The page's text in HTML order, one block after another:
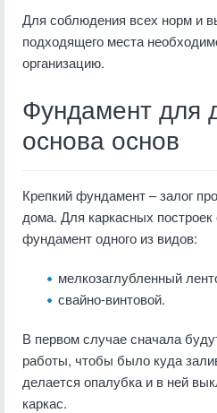
Для соблюдения всех норм и
подходящего места
организацию.
Фундамент для
основа основ
Крепкий фундамент – залог
дома. Для каркасных
фундамент одного из видов:
мелкозаглубленный
свайно-винтовой.
В первом случае сначала
работы, чтобы было куда
делается опалубка и в ней
каркас.